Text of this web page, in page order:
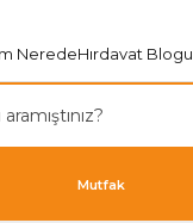
NeredeHırdavat Blogu
Mutfak